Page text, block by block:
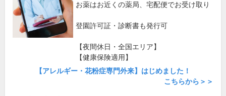
お薬はお近くの薬局、宅配便でお受け取り
登園許可証・診断書も発行可
【夜間休日・全国エリア】
【健康保険適用】
【アレルギー・花粉症専門外来】はじめました！
こちらから＞＞